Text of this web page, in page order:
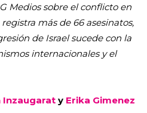
Medios sobre el conflicto en
más de 66 asesinatos,
de Israel sucede con la
internacionales y el
Inzaugarat y Erika Gimenez